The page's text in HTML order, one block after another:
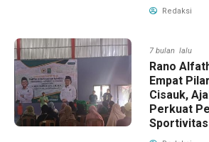
Redaksi
7 bulan lalu
Rano
Empat
Cisauk,
Perkuat
Sportivitas